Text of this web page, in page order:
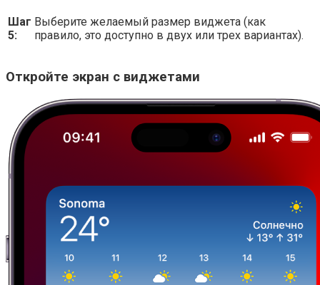
Шаг
5:
Выберите желаемый размер виджета (как
правило, это доступно в двух или трех вариантах).
Откройте экран с виджетами